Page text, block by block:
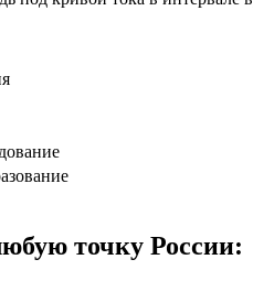
точку России: